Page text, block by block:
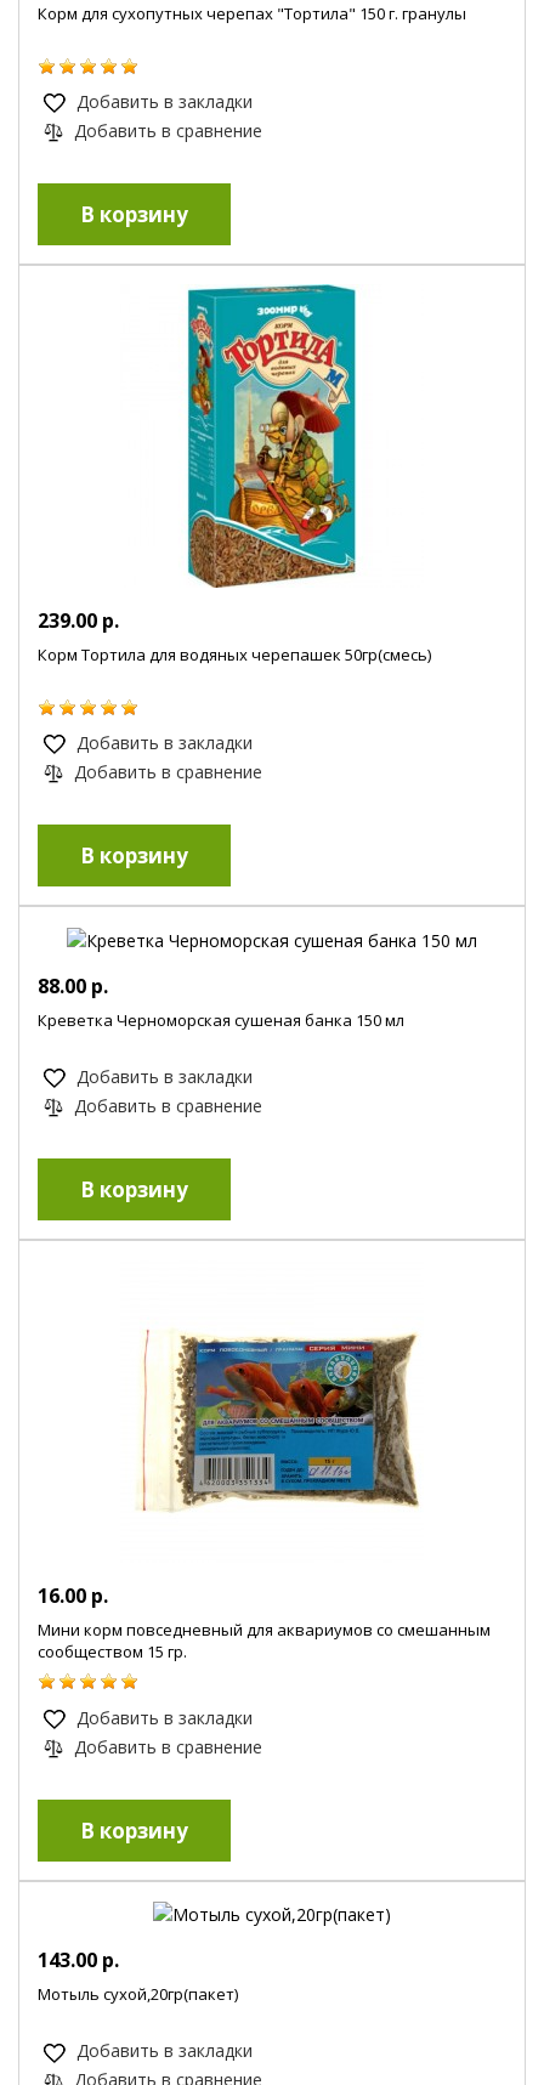
Корм для сухопутных черепах "Тортила" 150 г. гранулы
Добавить в закладки
Добавить в сравнение
239.00 р.
Корм Тортила для водяных черепашек 50гр(смесь)
Добавить в закладки
Добавить в сравнение
88.00 р.
Креветка Черноморская сушеная банка 150 мл
Добавить в закладки
Добавить в сравнение
16.00 р.
Мини корм повседневный для аквариумов со смешанным
сообществом 15 гр.
Добавить в закладки
Добавить в сравнение
143.00 р.
Мотыль сухой,20гр(пакет)
Добавить в закладки
Добавить в сравнение